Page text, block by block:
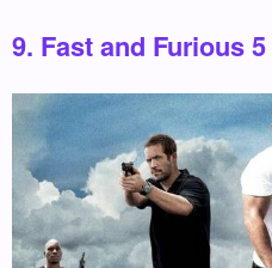
9. Fast and Furious 5